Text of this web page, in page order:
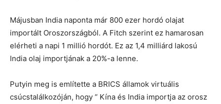
Májusban India naponta már 800 ezer hordó olajat
importált Oroszországból. A Fitch szerint ez hamarosan
elérheti a napi 1 millió hordót. Ez az 1,4 milliárd lakosú
India olaj importjának a 20%-a lenne.
Putyin meg is említette a BRICS államok virtuális
csúcstalálkozóján, hogy “ Kína és India importja az orosz